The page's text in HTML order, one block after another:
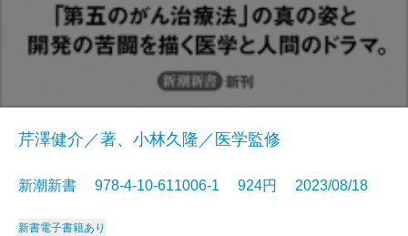
芹澤健介／著、小林久隆／医学監修
新潮新書 978-4-10-611006-1 924円 2023/08/18
新書電子書籍あり